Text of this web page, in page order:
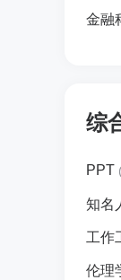
金融
综
PPT
知名
工作
伦理